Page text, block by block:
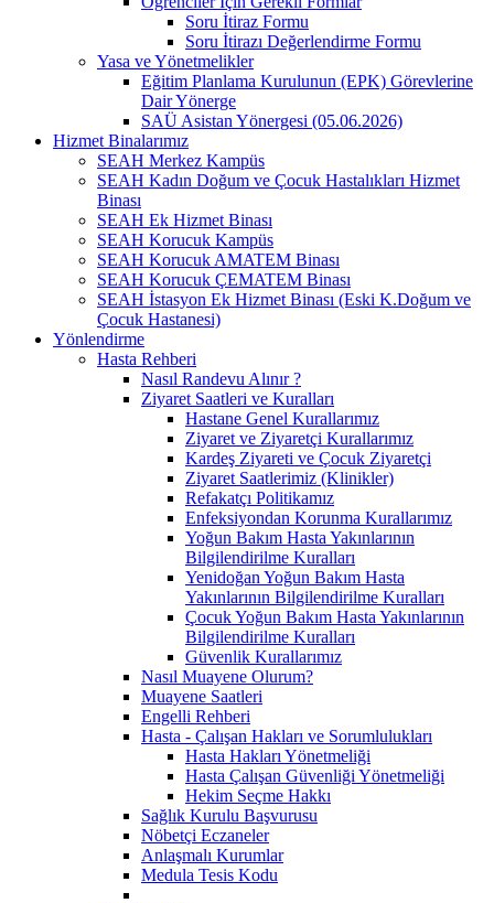
Soru İtiraz Formu
Soru İtirazı Değerlendirme Formu
Yasa ve Yönetmelikler
Eğitim Planlama Kurulunun (EPK) Görevlerine
Dair Yönerge
SAÜ Asistan Yönergesi (05.06.2026)
Hizmet Binalarımız
SEAH Merkez Kampüs
SEAH Kadın Doğum ve Çocuk Hastalıkları Hizmet
Binası
SEAH Ek Hizmet Binası
SEAH Korucuk Kampüs
SEAH Korucuk AMATEM Binası
SEAH Korucuk ÇEMATEM Binası
SEAH İstasyon Ek Hizmet Binası (Eski K.Doğum ve
Çocuk Hastanesi)
Yönlendirme
Hasta Rehberi
Nasıl Randevu Alınır ?
Ziyaret Saatleri ve Kuralları
Hastane Genel Kurallarımız
Ziyaret ve Ziyaretçi Kurallarımız
Kardeş Ziyareti ve Çocuk Ziyaretçi
Ziyaret Saatlerimiz (Klinikler)
Refakatçı Politikamız
Enfeksiyondan Korunma Kurallarımız
Yoğun Bakım Hasta Yakınlarının
Bilgilendirilme Kuralları
Yenidoğan Yoğun Bakım Hasta
Yakınlarının Bilgilendirilme Kuralları
Çocuk Yoğun Bakım Hasta Yakınlarının
Bilgilendirilme Kuralları
Güvenlik Kurallarımız
Nasıl Muayene Olurum?
Muayene Saatleri
Engelli Rehberi
Hasta - Çalışan Hakları ve Sorumlulukları
Hasta Hakları Yönetmeliği
Hasta Çalışan Güvenliği Yönetmeliği
Hekim Seçme Hakkı
Sağlık Kurulu Başvurusu
Nöbetçi Eczaneler
Anlaşmalı Kurumlar
Medula Tesis Kodu